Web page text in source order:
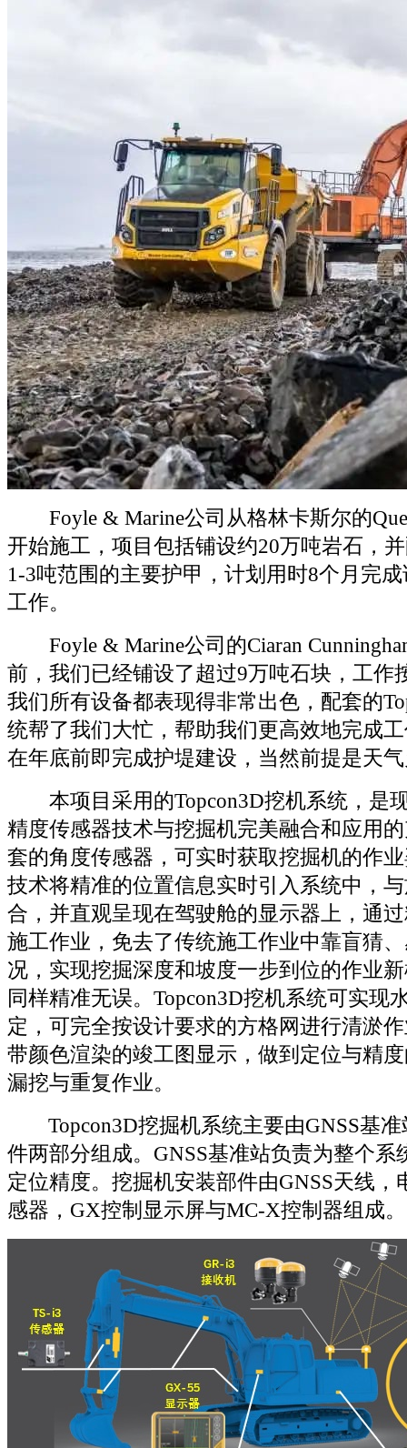
Foyle & Marine公司从格林卡斯尔的
开始施工，项目包括铺设约20万吨岩石，
1-3吨范围的主要护甲，计划用时8个月完
工作。
Foyle & Marine公司的Ciaran
前，我们已经铺设了超过9万吨石块，工作
我们所有设备都表现得非常出色，配套的
统帮了我们大忙，帮助我们更高效地完成
在年底前即完成护堤建设，当然前提是天
本项目采用的Topcon3D挖机系统，是
精度传感器技术与挖掘机完美融合和应用
套的角度传感器，可实时获取挖掘机的作
技术将精准的位置信息实时引入系统中，
合，并直观呈现在驾驶舱的显示器上，通
施工作业，免去了传统施工作业中靠盲猜
况，实现挖掘深度和坡度一步到位的作业
同样精准无误。Topcon3D挖机系统可实现
定，可完全按设计要求的方格网进行清淤
带颜色渲染的竣工图显示，做到定位与精
漏挖与重复作业。
Topcon3D挖掘机系统主要由GNSS基准
件两部分组成。GNSS基准站负责为整个系
定位精度。挖掘机安装部件由GNSS天线，
感器，GX控制显示屏与MC-X控制器组成。